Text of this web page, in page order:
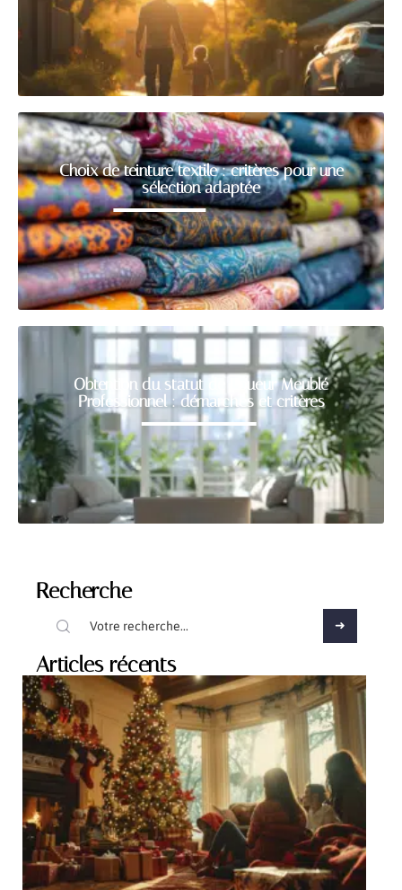
Choix de teinture textile : critères pour une
sélection adaptée
Obtention du statut de Loueur Meublé
Professionnel : démarches et critères
Recherche
Articles récents